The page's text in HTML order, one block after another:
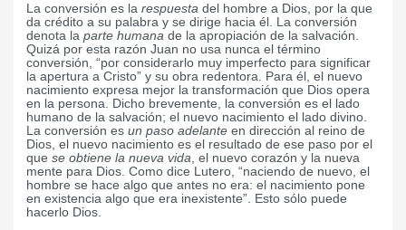
La conversión es larespuesta del hombre a Dios, por la que
da crédito a su palabra y se dirige hacia él. La conversión
denota laparte humana de la apropiación de la salvación.
Quizá por esta razón Juan no usa nunca el término
conversión, “por considerarlo muy imperfecto para significar
la apertura a Cristo” y su obra redentora. Para él, el nuevo
nacimiento expresa mejor la transformación que Dios opera
en la persona. Dicho brevemente, la conversión es el lado
humano de la salvación; el nuevo nacimiento el lado divino.
La conversión esun paso adelante en dirección al reino de
Dios, el nuevo nacimiento es el resultado de ese paso por el
quese obtiene la nueva vida , el nuevo corazón y la nueva
mente para Dios. Como dice Lutero, “naciendo de nuevo, el
hombre se hace algo que antes no era: el nacimiento pone
en existencia algo que era inexistente” . Esto sólo puede
hacerlo Dios.